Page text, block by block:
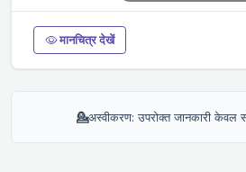
मानचित्र देखें
💁अस्वीकरण: उपरोक्त जानकारी केवल